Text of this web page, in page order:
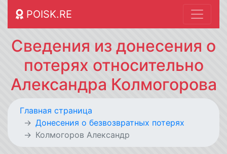
POISK.RE
Сведения из донесения о
потерях относительно
Александра Колмогорова
Главная страница
Донесения о безвозвратных потерях
Колмогоров Александр